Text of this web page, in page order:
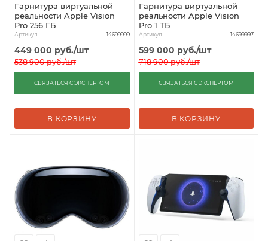
Гарнитура виртуальной
реальности Apple Vision
Pro 256 ГБ
Артикул 14699999
449 000 руб./шт
538 900руб./шт
СВЯЗАТЬСЯ С ЭКСПЕРТОМ
В КОРЗИНУ
Гарнитура виртуальной
реальности Apple Vision
Pro 1 ТБ
Артикул 14699997
599 000 руб./шт
718 900руб./шт
СВЯЗАТЬСЯ С ЭКСПЕРТОМ
В КОРЗИНУ